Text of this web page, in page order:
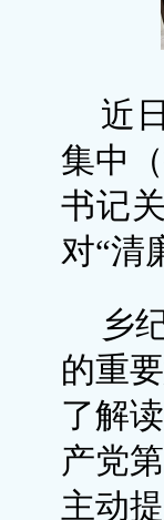
近
集中
书记
对“清
乡
的重
了解
产党
主动